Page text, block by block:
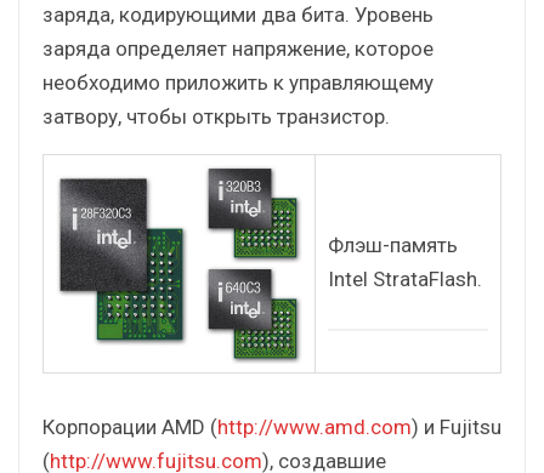
заряда, кодирующими два бита. Уровень
заряда определяет напряжение, которое
необходимо приложить к управляющему
затвору, чтобы открыть транзистор.
Флэш-память
Intel StrataFlash.
Корпорации AMD (http://www.amd.com) и Fujitsu
(http://www.fujitsu.com), создавшие